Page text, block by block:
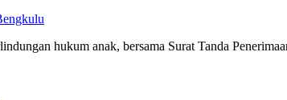
hukum anak, bersama Surat Tanda